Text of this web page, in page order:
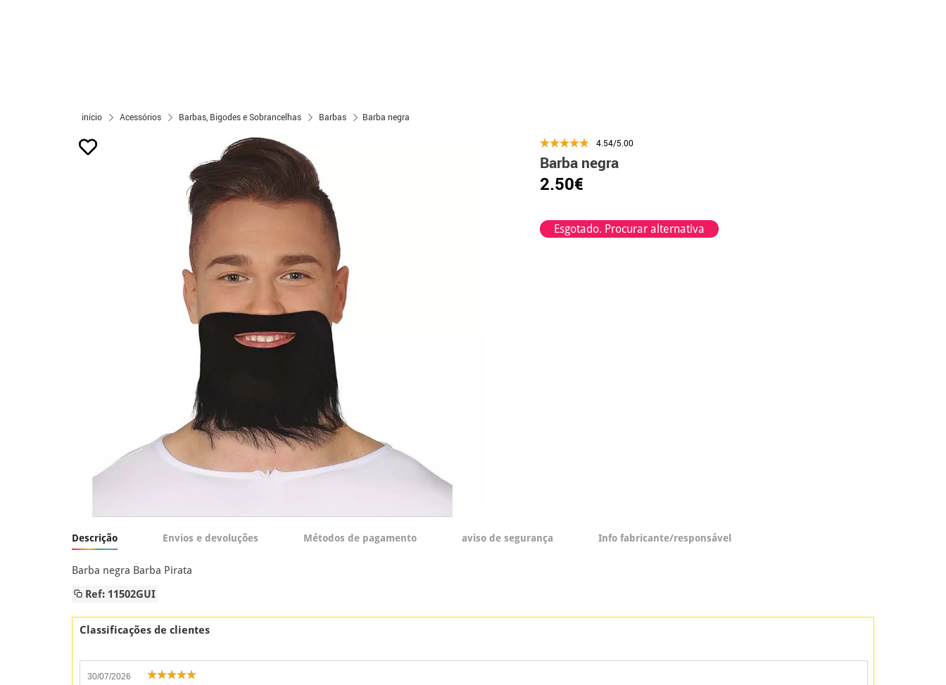
início Acessórios Barbas, Bigodes e Sobrancelhas Barbas Barba negra
4.54/5.00
Barba negra
2.50€
Esgotado. Procurar alternativa
Descrição Envios e devoluções Métodos de pagamento aviso de segurança Info fabricante/responsável
Barba negra Barba Pirata
Ref: 11502GUI
Classificações de clientes
30/07/2026